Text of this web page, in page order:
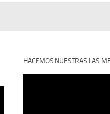
HACEMOS NUESTRAS LAS